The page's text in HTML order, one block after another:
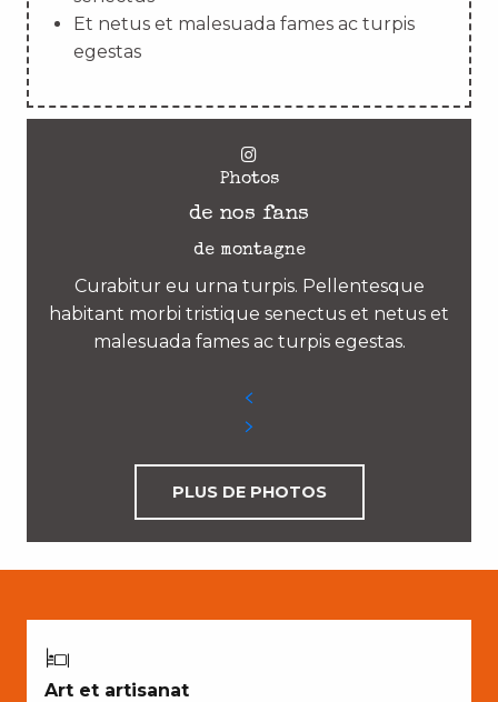
Et netus et malesuada fames ac turpis
egestas
Photos
de nos fans
de montagne
Curabitur eu urna turpis. Pellentesque
habitant morbi tristique senectus et netus et
malesuada fames ac turpis egestas.
PLUS DE PHOTOS
Art et artisanat